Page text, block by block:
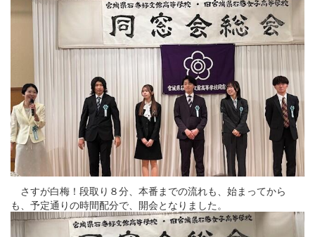
さすが白梅！段取り８分、本番までの流れも、始まってから
も、予定通りの時間配分で、開会となりました。